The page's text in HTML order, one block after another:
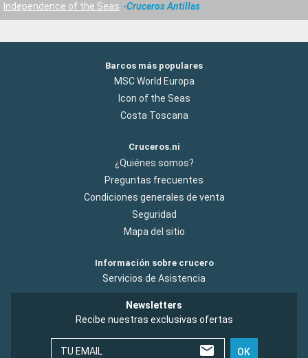
Independence of the Seas
Cruceros Antillas
Barcos más populares
MSC World Europa
Icon of the Seas
Costa Toscana
Cruceros.ni
¿Quiénes somos?
Preguntas frecuentes
Condiciones generales de venta
Seguridad
Mapa del sitio
Información sobre crucero
Servicios de Asistencia
Newsletters
Recibe nuestras exclusivas ofertas
TU EMAIL OK